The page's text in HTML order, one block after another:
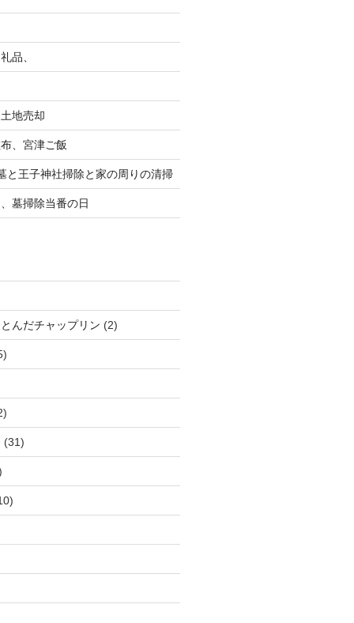
品、
地売却
、宮津ご飯
と王子神社掃除と家の周りの清掃
墓掃除当番の日
んだチャップリン (2)
(31)